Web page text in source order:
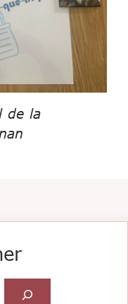
de la